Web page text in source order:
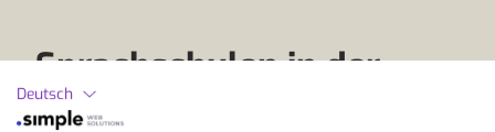
Sprachschulen in der
Schweiz für Schüler
Deutsch